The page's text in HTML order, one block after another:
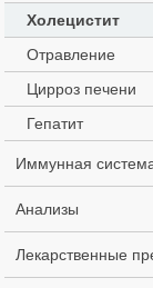
Холецистит
Отравление
Цирроз печени
Гепатит
Иммунная
Анализы
Лекарственные